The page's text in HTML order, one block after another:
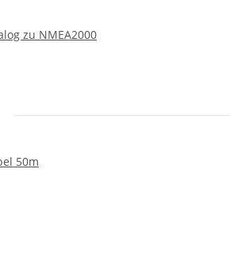
zu NMEA2000